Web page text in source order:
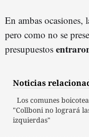
En ambas ocasiones,
pero como no se
presupuestos
Noticias
Los comunes
"Collboni no logrará
izquierdas"